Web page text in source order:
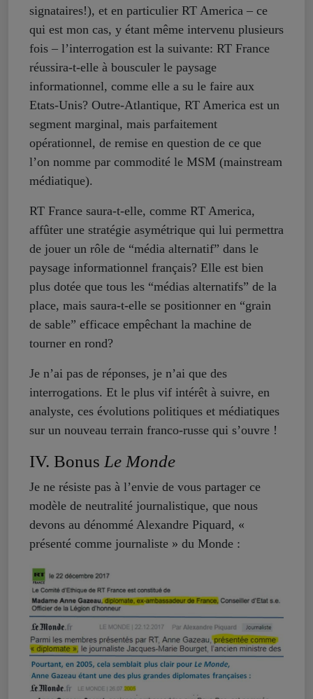
signataires!), et en particulier RT America – ce
qui est mon cas, y étant même intervenu plusieurs
fois – l’interrogation est la suivante: RT France
réussira-t-elle à bousculer le paysage
informationnel, comme elle a su le faire aux
Etats-Unis? Outre-Atlantique, RT America est un
segment marginal, mais parfaitement
opérationnel, de remise en question de ce que
l’on nomme par commodité le MSM (mainstream
médiatique).
RT France saura-t-elle, comme RT America,
affûter une stratégie asymétrique qui lui permettra
de jouer un rôle de “média alternatif” dans le
paysage informationnel français? Elle est bien
plus dotée que tous les “médias alternatifs” de la
place, mais saura-t-elle se positionner en “grain
de sable” efficace empêchant la machine de
tourner en rond?
Je n’ai pas de réponses, je n’ai que des
interrogations. Et le plus vif intérêt à suivre, en
analyste, ces évolutions politiques et médiatiques
sur un nouveau terrain franco-russe qui s’ouvre !
IV. Bonus Le Monde
Je ne résiste pas à l’envie de vous partager ce
modèle de neutralité journalistique, que nous
devons au dénommé Alexandre Piquard, «
présenté comme journaliste » du Monde :